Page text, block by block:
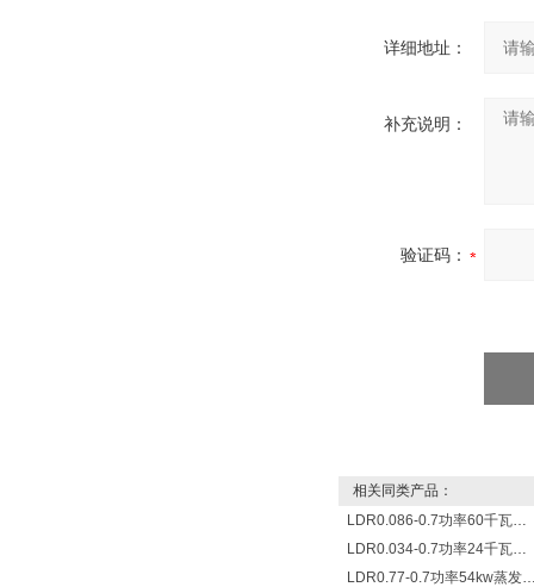
详细地址：
补充说明：
验证码：
相关同类产品：
LDR0.086-0.7功率60千瓦蒸发量86公斤/小时电锅炉
LDR0.034-0.7功率24千瓦蒸发量34公斤/小时电蒸汽锅炉
LDR0.77-0.7功率54kw蒸发量